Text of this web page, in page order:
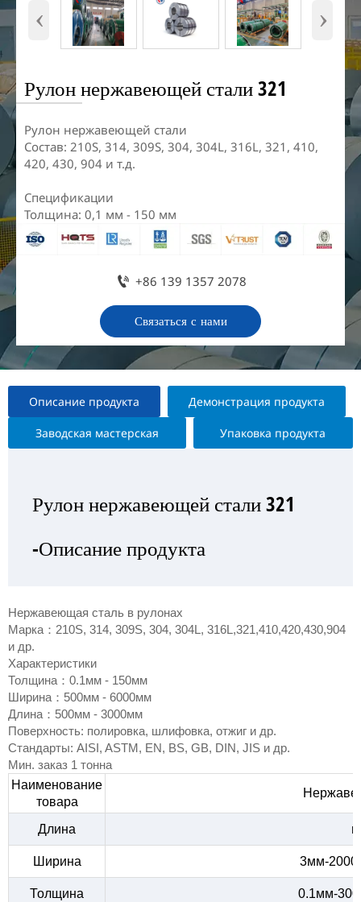
‹ ›
Рулон нержавеющей стали 321
Рулон нержавеющей стали
Состав: 210S, 314, 309S, 304, 304L, 316L, 321, 410,
420, 430, 904 и т.д.
Спецификации
Толщина: 0,1 мм - 150 мм
 +86 139 1357 2078
Связаться с нами
Описание продукта Демонстрация продукта
Заводская мастерская Упаковка продукта
Рулон нержавеющей стали 321
-Описание продукта
Нержавеющая сталь в рулонах
Марка：210S, 314, 309S, 304, 304L, 316L,321,410,420,430,904
и др.
Характеристики
Толщина：0.1мм - 150мм
Ширина：500мм - 6000мм
Длина：500мм - 3000мм
Поверхность: полировка, шлифовка, отжиг и др.
Стандарты: AISI, ASTM, EN, BS, GB, DIN, JIS и др.
Мин. заказ 1 тонна
Наименование
товара
Длина
Ширина 3мм-
Толщина 0.1мм-
Рулон нержавеющей стали 321
—Выставка продукта
Рулон нержавеющей стали 321
— Заводская мастерская
Рулон нержавеющей стали 321
-Упаковка продукта